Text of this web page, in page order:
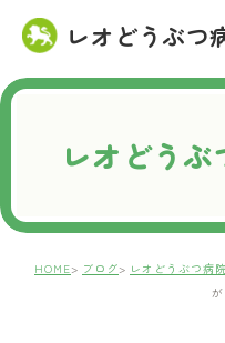
レオどうぶつ
ご
レオどう
HOME ブログ レオどうぶつ病